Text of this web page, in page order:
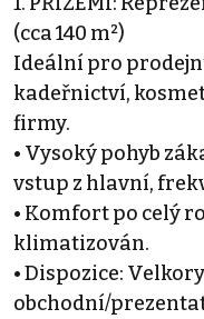
(cca 140 m²)
Ideální pro
kadeřnictví,
firmy.
• Vysoký pohyb
vstup z hlavní,
• Komfort po celý
klimatizován.
• Dispozice:
obchodní/